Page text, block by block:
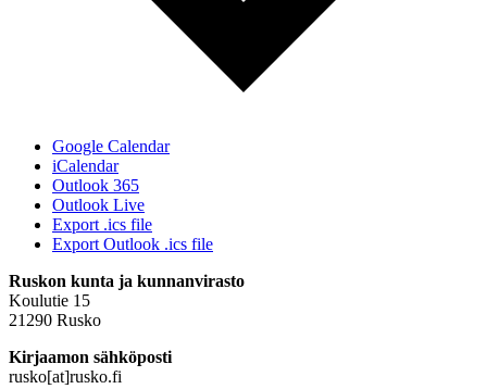
Google Calendar
iCalendar
Outlook 365
Outlook Live
Export .ics file
Export Outlook .ics file
Ruskon kunta ja kunnanvirasto
Koulutie 15
21290 Rusko
Kirjaamon sähköposti
rusko[at]rusko.fi